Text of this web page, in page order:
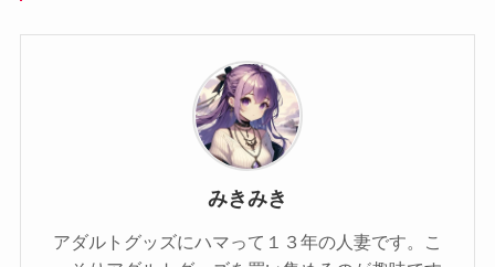
みきみき
アダルトグッズにハマって１３年の人妻です。こ